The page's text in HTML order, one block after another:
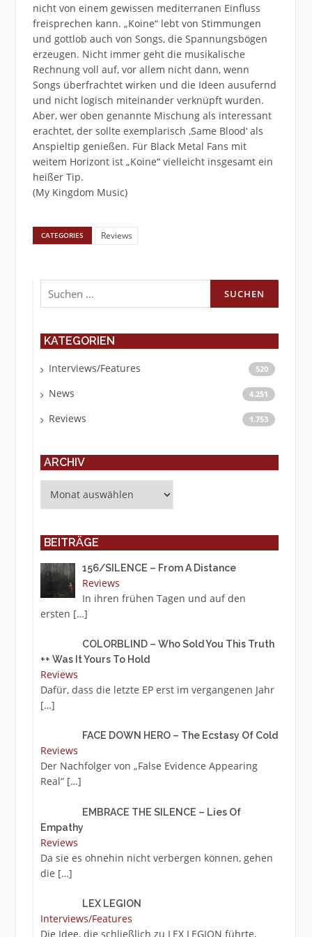
nicht von einem gewissen mediterranen Einfluss
freisprechen kann. „Koine“ lebt von Stimmungen
und gottlob auch von Songs, die Spannungsbögen
erzeugen. Nicht immer geht die musikalische
Rechnung voll auf, vor allem nicht dann, wenn
Songs überfrachtet wirken und die Ideen ausufernd
und nicht logisch miteinander verknüpft wurden.
Aber, wer oben genannte Mischung als interessant
erachtet, der sollte exemplarisch ‚Same Blood‘ als
Anspieltip genießen. Für Black Metal Fans mit
weitem Horizont ist „Koine“ vielleicht insgesamt ein
heißer Tip.
(My Kingdom Music)
CATEGORIES Reviews
Suchen
nach:
KATEGORIEN
Interviews/Features 520
News 4.251
Reviews 1.753
ARCHIV
BEITRÄGE
156/SILENCE – From A Distance
Reviews
In ihren frühen Tagen und auf den
ersten […]
COLORBLIND – Who Sold You This Truth
++ Was It Yours To Hold
Reviews
Dafür, dass die letzte EP erst im vergangenen Jahr
[…]
FACE DOWN HERO – The Ecstasy Of Cold
Reviews
Der Nachfolger von „False Evidence Appearing
Real“ […]
EMBRACE THE SILENCE – Lies Of
Empathy
Reviews
Da sie es ohnehin nicht verbergen können, gehen
die […]
LEX LEGION
Interviews/Features
Die Idee, die schließlich zu LEX LEGION führte,